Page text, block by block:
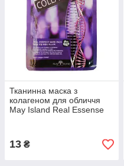
Тканинна маска з
колагеном для обличчя
May Island Real Essense
13 ₴